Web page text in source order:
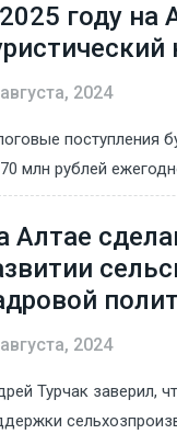
году на
2024
поступления
млн рублей
Алтае
2024
Турчак заверил,